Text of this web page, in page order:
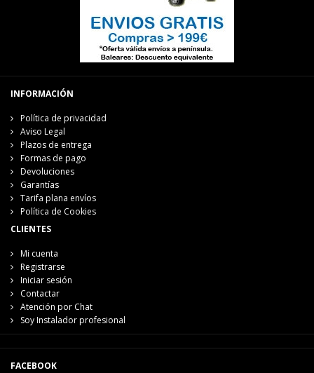
INFORMACIÓN
Política de privacidad
Aviso Legal
Plazos de entrega
Formas de pago
Devoluciones
Garantías
Tarifa plana envíos
Política de Cookies
CLIENTES
Mi cuenta
Registrarse
Iniciar sesión
Contactar
Atención por Chat
Soy Instalador profesional
FACEBOOK